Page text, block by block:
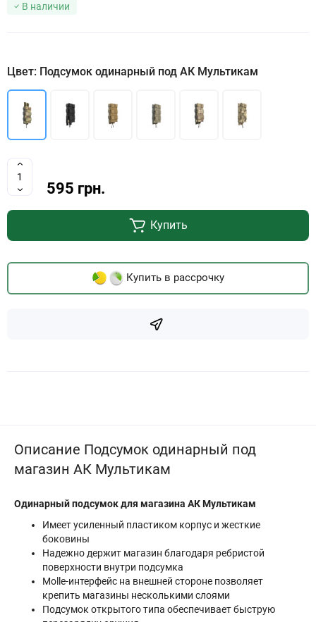
В наличии
Цвет: Подсумок одинарный под АК Мультикам
595 грн.
Купить
Купить в рассрочку
Описание Подсумок одинарный под
магазин АК Мультикам
Одинарный подсумок для магазина АК Мультикам
Имеет усиленный пластиком корпус и жесткие
боковины
Надежно держит магазин благодаря ребристой
поверхности внутри подсумка
Molle-интерфейс на внешней стороне позволяет
крепить магазины несколькими слоями
Подсумок открытого типа обеспечивает быструю